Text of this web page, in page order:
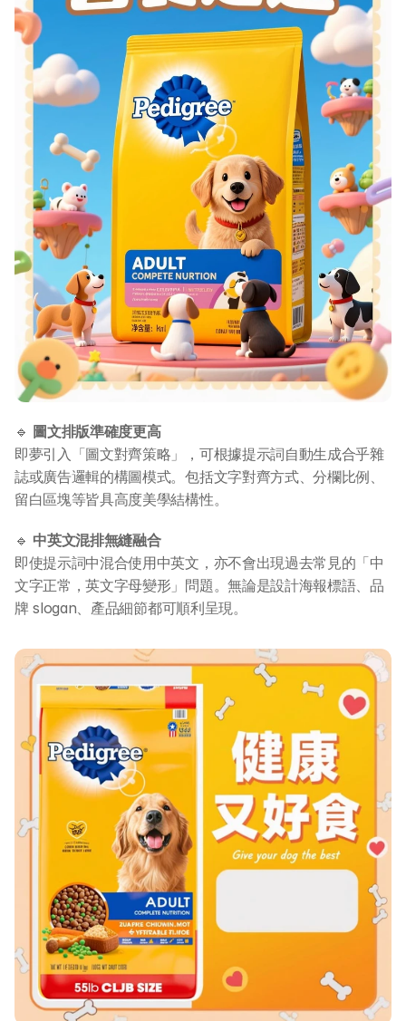
🔹 圖文排版準確度更高
即夢引入「圖文對齊策略」，可根據提示詞自動生成合乎雜
誌或廣告邏輯的構圖模式。包括文字對齊方式、分欄比例、
留白區塊等皆具高度美學結構性。
🔹 中英文混排無縫融合
即使提示詞中混合使用中英文，亦不會出現過去常見的「中
文字正常，英文字母變形」問題。無論是設計海報標語、品
牌 slogan、產品細節都可順利呈現。